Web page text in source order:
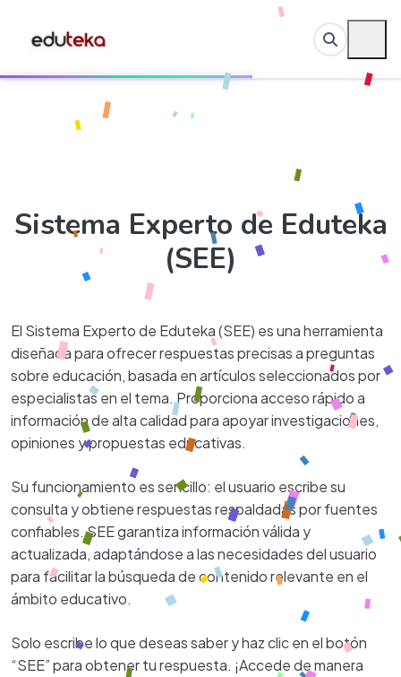
Sistema Experto de Eduteka
(SEE)
El Sistema Experto de Eduteka (SEE) es una herramienta
diseñada para ofrecer respuestas precisas a preguntas
sobre educación, basada en artículos seleccionados por
especialistas en el tema. Proporciona acceso rápido a
información de alta calidad para apoyar investigaciones,
opiniones y propuestas educativas.
Su funcionamiento es sencillo: el usuario escribe su
consulta y obtiene respuestas respaldadas por fuentes
confiables. SEE garantiza información válida y
actualizada, adaptándose a las necesidades del usuario
para facilitar la búsqueda de contenido relevante en el
ámbito educativo.
Solo escribe lo que deseas saber y haz clic en el botón
“SEE” para obtener tu respuesta. ¡Accede de manera